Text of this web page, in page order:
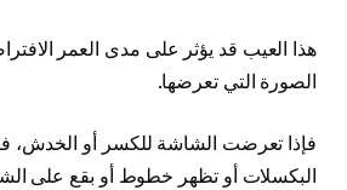
هذا العيب قد يؤثر على مدى العمر
الصورة التي تعرضها.
فإذا تعرضت الشاشة للكسر أو الخدش،
البكسلات أو تظهر خطوط أو بقع على